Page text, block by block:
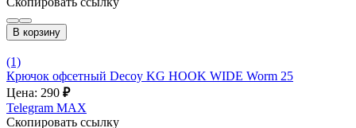
В корзину
(1)
Крючок офсетный Decoy KG HOOK WIDE Worm 25
Цена: 290 ₽
Telegram MAX
Скопировать ссылку